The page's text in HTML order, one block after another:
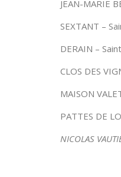
JEAN-MARIE
SEXTANT –
DERAIN –
CLOS DES
MAISON
PATTES DE
NICOLAS